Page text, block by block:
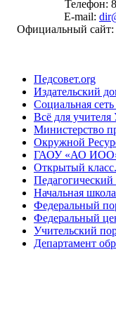
Телефон:
E-mail:
Официальный сайт:
Педсовет.org
Издательский
Социальная
Всё для
Министерство
Окружной
ГАОУ «АО
Открытый
Начальная
Федеральный
Федеральный
Учительский
Департамент